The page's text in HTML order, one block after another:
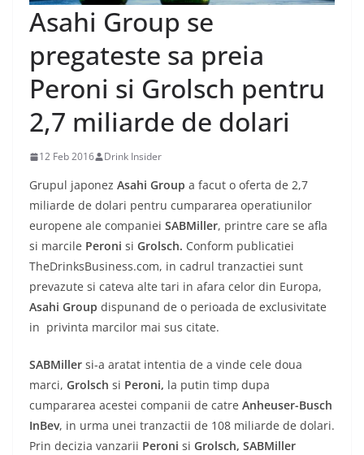
Asahi Group se
pregateste sa preia
Peroni si Grolsch pentru
2,7 miliarde de dolari
12 Feb 2016 Drink Insider
Grupul japonez Asahi Group a facut o oferta de 2,7
miliarde de dolari pentru cumpararea operatiunilor
europene ale companiei SABMiller, printre care se afla
si marcile Peroni si Grolsch. Conform publicatiei
TheDrinksBusiness.com, in cadrul tranzactiei sunt
prevazute si cateva alte tari in afara celor din Europa,
Asahi Group dispunand de o perioada de exclusivitate
in privinta marcilor mai sus citate.
SABMiller si-a aratat intentia de a vinde cele doua
marci, Grolsch si Peroni, la putin timp dupa
cumpararea acestei companii de catre Anheuser-Busch
InBev, in urma unei tranzactii de 108 miliarde de dolari.
Prin decizia vanzarii Peroni si Grolsch, SABMiller